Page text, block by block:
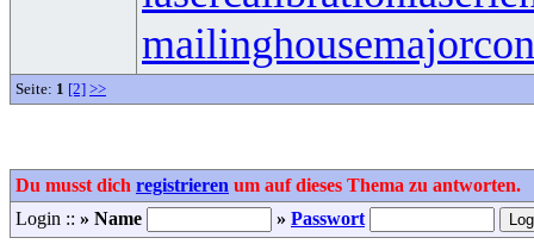
mailinghouse
Seite: 1 [2] >>
Du musst dich registrieren um auf dieses Thema zu antworten.
Login :: » Name » Passwort